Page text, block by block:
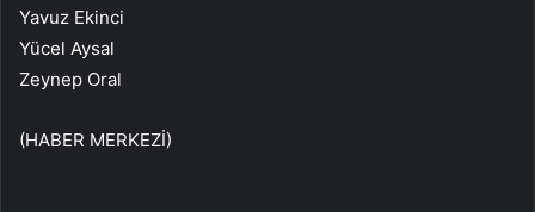
Yavuz Ekinci
Yücel Aysal
Zeynep Oral
(HABER MERKEZİ)